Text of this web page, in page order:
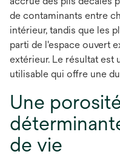
de contaminants entre
intérieur, tandis que les
parti de l'espace ouvert
extérieur. Le résultat est
utilisable qui offre une
Une
de vie